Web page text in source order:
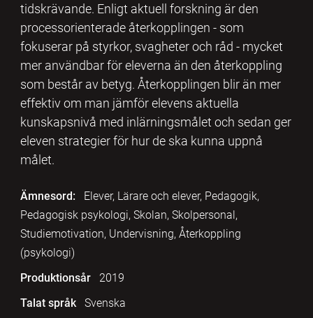
tidskrävande. Enligt aktuell forskning är den
processorienterade återkopplingen - som
fokuserar på styrkor, svagheter och råd - mycket
mer användbar för eleverna än den återkoppling
som består av betyg. Återkopplingen blir än mer
effektiv om man jämför elevens aktuella
kunskapsnivå med inlärningsmålet och sedan ger
eleven strategier för hur de ska kunna uppnå
målet.
Ämnesord:
Elever, Lärare och elever, Pedagogik,
Pedagogisk psykologi, Skolan, Skolpersonal,
Studiemotivation, Undervisning, Återkoppling
(psykologi)
Produktionsår
2019
Talat språk
Svenska